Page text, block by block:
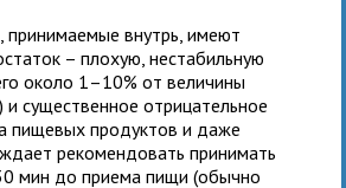
внутрь, имеют
– плохую, нестабильную
около 1–10% от величины
существенное отрицательное
пищевых продуктов и даже
рекомендовать принимать
мин до приема пищи (обычно